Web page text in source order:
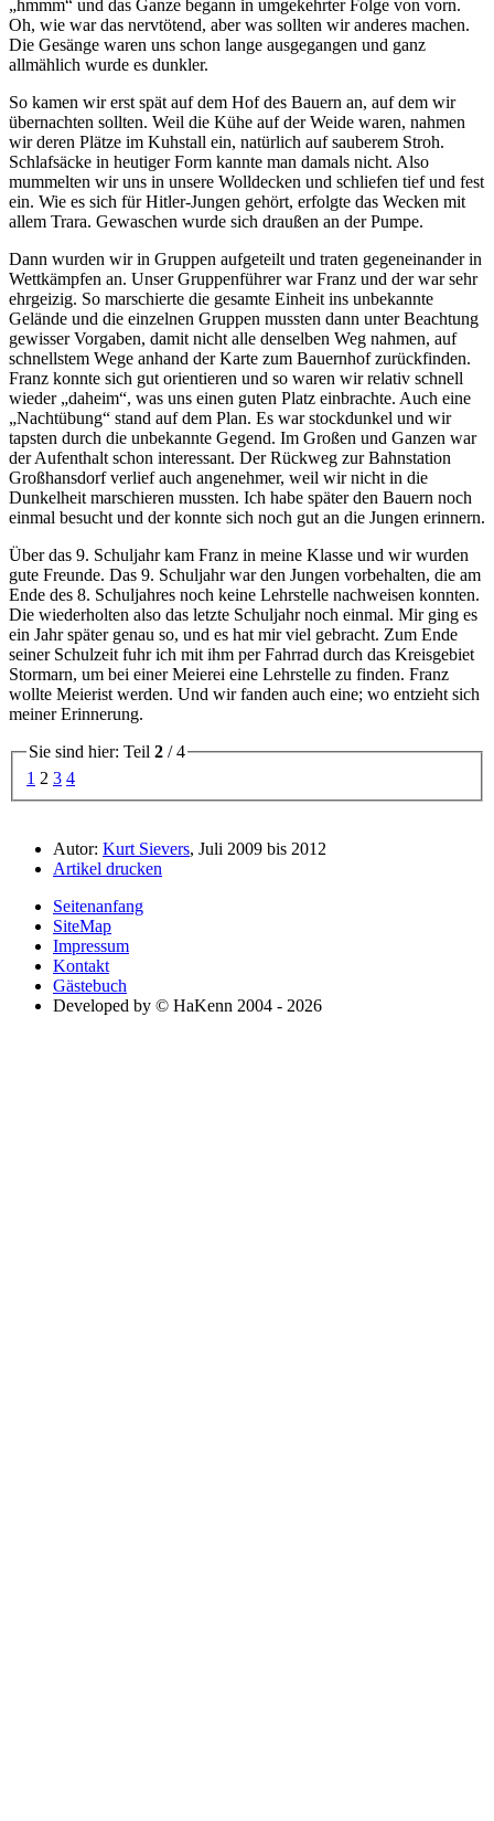
hmmm
und das Ganze begann in umgekehrter Folge von vorn.
Oh, wie war das nervtötend, aber was sollten wir anderes machen.
Die Gesänge waren uns schon lange ausgegangen und ganz
allmählich wurde es dunkler.
So kamen wir erst spät auf dem Hof des Bauern an, auf dem wir
übernachten sollten. Weil die Kühe auf der Weide waren, nahmen
wir deren Plätze im Kuhstall ein, natürlich auf sauberem Stroh.
Schlafsäcke in heutiger Form kannte man damals nicht. Also
mummelten wir uns in unsere Wolldecken und schliefen tief und fest
ein. Wie es sich für Hitler-Jungen gehört, erfolgte das Wecken mit
allem Trara. Gewaschen wurde sich draußen an der Pumpe.
Dann wurden wir in Gruppen aufgeteilt und traten gegeneinander in
Wettkämpfen an. Unser Gruppenführer war Franz und der war sehr
ehrgeizig. So marschierte die gesamte Einheit ins unbekannte
Gelände und die einzelnen Gruppen mussten dann unter Beachtung
gewisser Vorgaben, damit nicht alle denselben Weg nahmen, auf
schnellstem Wege anhand der Karte zum Bauernhof zurückfinden.
Franz konnte sich gut orientieren und so waren wir relativ schnell
wieder daheim , was uns einen guten Platz einbrachte. Auch eine
Nachtübung
stand auf dem Plan. Es war stockdunkel und wir
tapsten durch die unbekannte Gegend. Im Großen und Ganzen war
der Aufenthalt schon interessant. Der Rückweg zur Bahnstation
Großhansdorf verlief auch angenehmer, weil wir nicht in die
Dunkelheit marschieren mussten. Ich habe später den Bauern noch
einmal besucht und der konnte sich noch gut an die Jungen erinnern.
Über das 9. Schuljahr kam Franz in meine Klasse und wir wurden
gute Freunde. Das 9. Schuljahr war den Jungen vorbehalten, die am
Ende des 8. Schuljahres noch keine Lehrstelle nachweisen konnten.
Die wiederholten also das letzte Schuljahr noch einmal. Mir ging es
ein Jahr später genau so, und es hat mir viel gebracht. Zum Ende
seiner Schulzeit fuhr ich mit ihm per Fahrrad durch das Kreisgebiet
Stormarn, um bei einer Meierei eine Lehrstelle zu finden. Franz
wollte Meierist werden. Und wir fanden auch eine; wo entzieht sich
meiner Erinnerung.
Sie sind hier: Teil 2 / 4
1 2 3 4
Autor: Kurt Sievers, Juli 2009 bis 2012
Artikel drucken
Seitenanfang
SiteMap
Impressum
Kontakt
Gästebuch
Developed by © HaKenn 2004 - 2026